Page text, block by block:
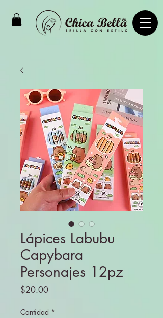
Lápices Labubu
Capybara
Personajes 12pz
$20.00Precio
Cantidad *